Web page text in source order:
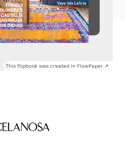
This flip­book was crea­ted in Flow­Pa­per ↗